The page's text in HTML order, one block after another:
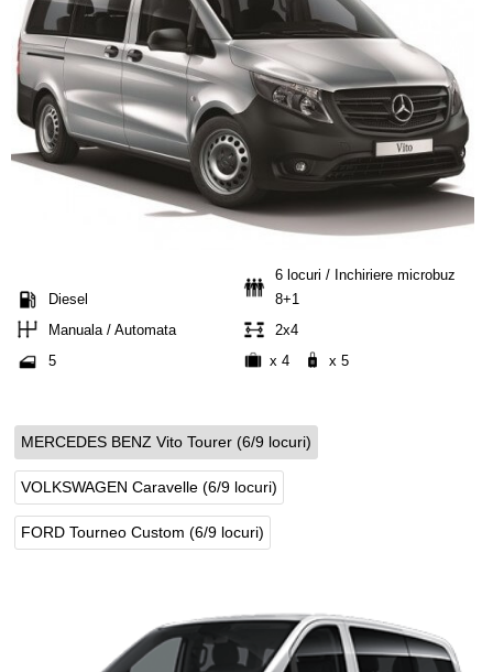
Diesel
6 locuri / Inchiriere microbuz
8+1
Manuala / Automata
2x4
5
x 4 x 5
MERCEDES BENZ Vito Tourer (6/9 locuri)
VOLKSWAGEN Caravelle (6/9 locuri)
FORD Tourneo Custom (6/9 locuri)